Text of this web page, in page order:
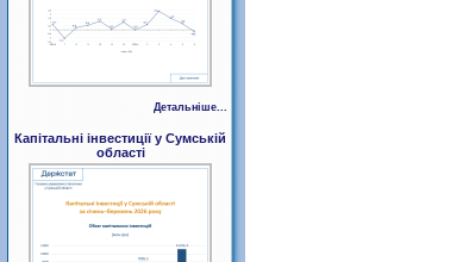
Детальніше...
Капітальні інвестиції у Сумській
області